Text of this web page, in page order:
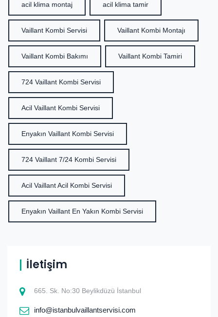
acil klima montaj acil klima tamir
Vaillant Kombi Servisi Vaillant Kombi Montajı
Vaillant Kombi Bakımı Vaillant Kombi Tamiri
724 Vaillant Kombi Servisi
Acil Vaillant Kombi Servisi
Enyakın Vaillant Kombi Servisi
724 Vaillant 7/24 Kombi Servisi
Acil Vaillant Acil Kombi Servisi
Enyakın Vaillant En Yakın Kombi Servisi
İletişim
665. Sk. No:30 Beylikdüzü İstanbul
info@istanbulvaillantservisi.com